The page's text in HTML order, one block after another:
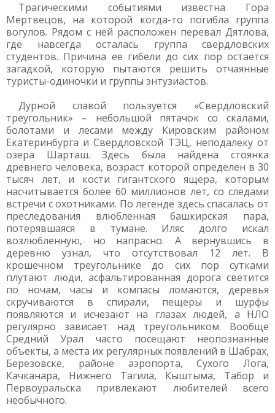
Трагическими событиями известна Гора
Мертвецов, на которой когда-то погибла группа
вогулов. Рядом с ней расположен перевал Дятлова,
где навсегда осталась группа свердловских
студентов. Причина ее гибели до сих пор остается
загадкой, которую пытаются решить отчаянные
туристы-одиночки и группы энтузиастов.
Дурной славой пользуется «Свердловский
треугольник» – небольшой пятачок со скалами,
болотами и лесами между Кировским районом
Екатеринбурга и Свердловской ТЭЦ, неподалеку от
озера Шарташ. Здесь была найдена стоянка
древнего человека, возраст которой определен в 30
тысяч лет, и кости гигантского ящера, которым
насчитывается более 60 миллионов лет, со следами
встречи с охотниками. По легенде здесь спасалась от
преследования влюбленная башкирская пара,
потерявшаяся в тумане. Иляс долго искал
возлюбленную, но напрасно. А вернувшись в
деревню узнал, что отсутствовал 12 лет. В
крошечном треугольнике до сих пор сутками
плутают люди, асфальтированная дорога светится
по ночам, часы и компасы ломаются, деревья
скручиваются в спирали, пещеры и шурфы
появляются и исчезают на глазах людей, а НЛО
регулярно зависает над треугольником. Вообще
Средний Урал часто посещают неопознанные
объекты, а места их регулярных появлений в Шабрах,
Березовске, районе аэропорта, Сухого Лога,
Качканара, Нижнего Тагила, Кыштыма, Табор и
Первоуральска привлекают любителей всего
необычного.